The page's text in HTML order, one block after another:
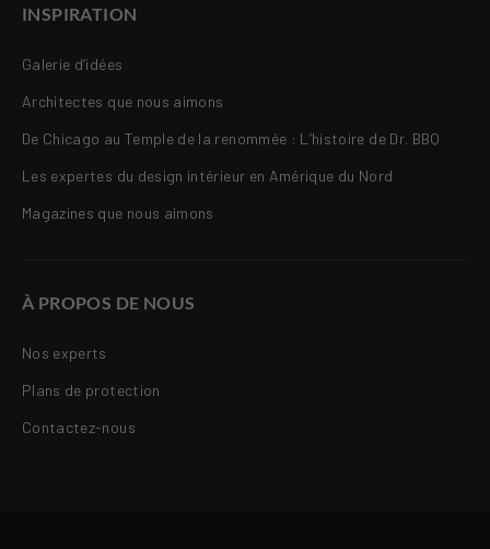
INSPIRATION
Galerie d’idées
Architectes que nous aimons
De Chicago au Temple de la renommée : L’histoire de Dr. BBQ
Les expertes du design intérieur en Amérique du Nord
Magazines que nous aimons
À PROPOS DE NOUS
Nos experts
Plans de protection
Contactez-nous